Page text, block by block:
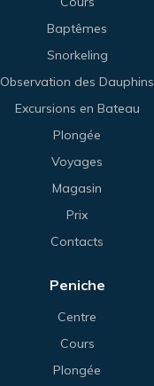
Baptêmes
Snorkeling
Observation des Dauphins
Excursions en Bateau
Plongée
Voyages
Magasin
Prix
Contacts
Peniche
Centre
Cours
Plongée